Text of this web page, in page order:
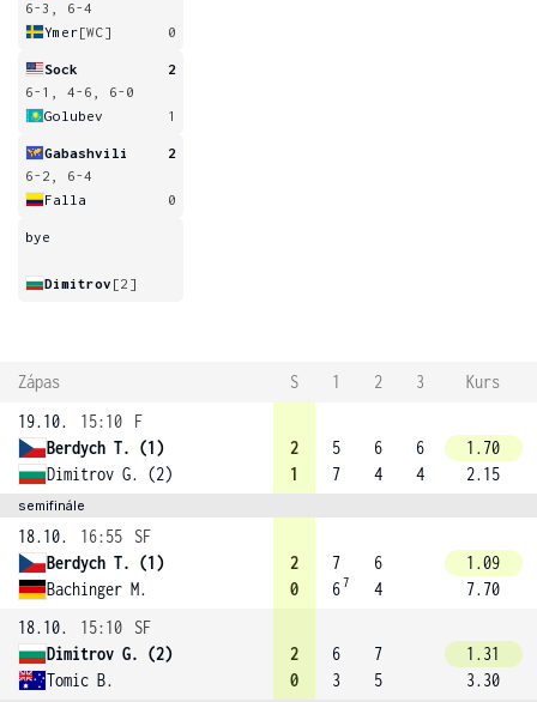
6-3, 6-4
Ymer[WC] 0
Sock
2
6-1, 4-6, 6-0
Golubev
1
Gabashvili
2
6-2, 6-4
Falla
0
bye
Dimitrov [2]
Zápas S 1 2 3
Kurs
19.10.
15:10
F
Berdych T. (1)
Dimitrov G. (2)
2
1
5
7
6
4
6
4
1.70
2.15
semifinále
18.10. 16:55
SF
Berdych T. (1)
Bachinger M.
2
0
7
67
6
4
1.09
7.70
18.10.
15:10
SF
Dimitrov G. (2)
Tomic B.
2
0
6
3
7
5
1.31
3.30